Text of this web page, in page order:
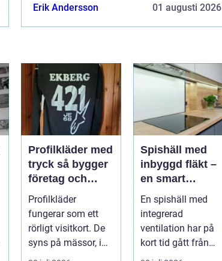
ögonhälsa och diagnostisera oli...
Erik Andersson 01 augusti 2026
Profilkläder med
tryck så bygger
företag och
klubbar en
starkare
identitet
Profilkläder
fungerar som ett
rörligt visitkort. De
syns på mässor, i
butiker, på byggen
Spishäll med
inbyggd fläkt –
en smart
lösning för
moderna kök
En spishäll med
integrerad
ventilation har på
kort tid gått från
nischprodukt...